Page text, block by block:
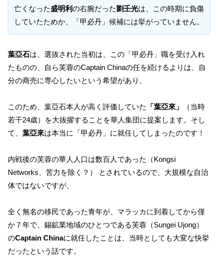
亡くなった盛明利の右腕だった劉壬光は、この時期に負傷
していたためか、「甲必丹」候補には挙がっていません。
葉亞石は、選抜された当初は、この「甲必丹」職を受け入れ
たものの、自ら芙蓉のCaptain Chinaの任を続けるよりは、自
分の商売に専心したいという希望があり、
このため、葉亞石本人が高く評価していた 「葉亞來」
（当時
若干24歳）を大抜擢することを華人集団に提案します。そし
て、 葉亞來は本当に「甲必丹」に就任してしまったのです！
内戦後の芙蓉の華人人口は数百人であった（Kongsi
Networks、苦力を除く？） とされているので、大規模な自治
体ではないですが、
全く無名の移民であった青年が、マラッカに到着してから僅
か７年で、錫鉱業地域のひとつである芙蓉（Sungei Ujong）
のCaptain Chinaに就任したことは、当時としても大変な快挙
だったという話です。